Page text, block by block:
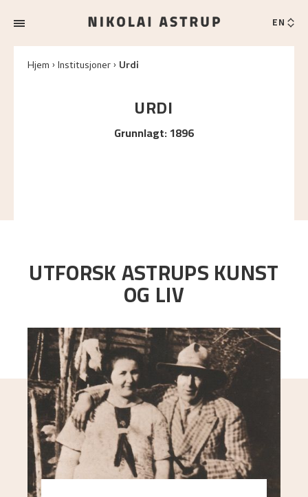
EN
Hjem Institusjoner Urdi
URDI
Grunnlagt:1896
UTFORSK ASTRUPS KUNST
OG LIV